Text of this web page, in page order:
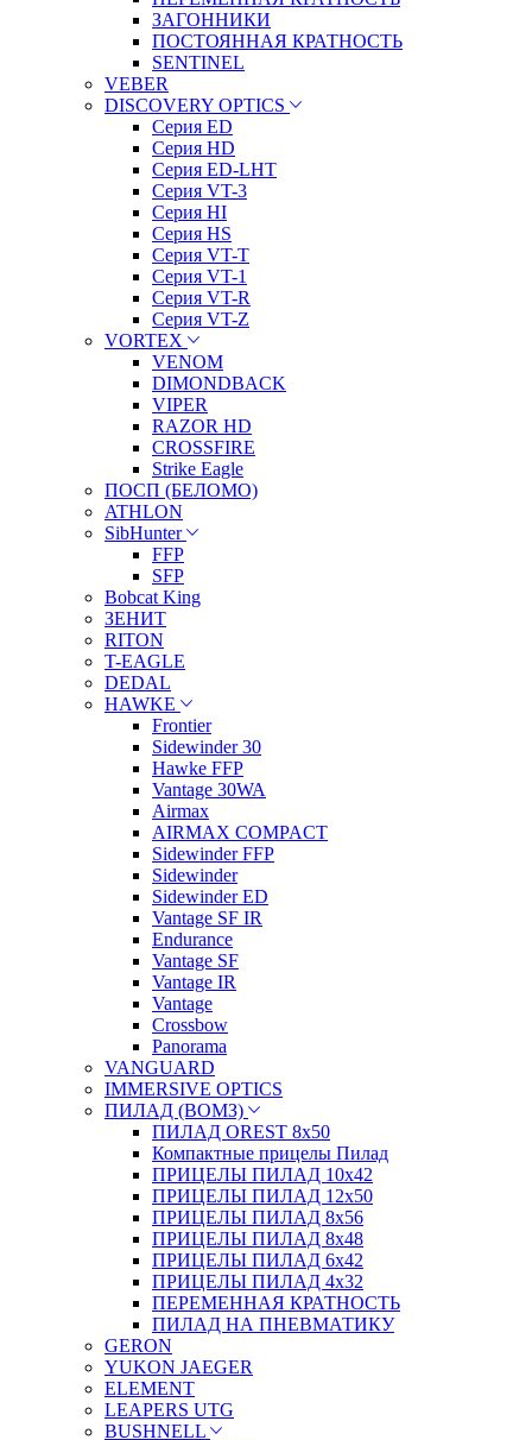
ЗАГОННИКИ
ПОСТОЯННАЯ КРАТНОСТЬ
SENTINEL
VEBER
DISCOVERY OPTICS
Серия ED
Серия HD
Серия ED-LHT
Серия VT-3
Серия HI
Серия HS
Серия VT-T
Серия VT-1
Серия VT-R
Серия VT-Z
VORTEX
VENOM
DIMONDBACK
VIPER
RAZOR HD
CROSSFIRE
Strike Eagle
ПОСП (БЕЛОМО)
ATHLON
SibHunter
FFP
SFP
Bobcat King
ЗЕНИТ
RITON
T-EAGLE
DEDAL
HAWKE
Frontier
Sidewinder 30
Hawke FFP
Vantage 30WA
Airmax
AIRMAX COMPACT
Sidewinder FFP
Sidewinder
Sidewinder ED
Vantage SF IR
Endurance
Vantage SF
Vantage IR
Vantage
Crossbow
Panorama
VANGUARD
IMMERSIVE OPTICS
ПИЛАД (ВОМЗ)
ПИЛАД OREST 8х50
Компактные прицелы Пилад
ПРИЦЕЛЫ ПИЛАД 10х42
ПРИЦЕЛЫ ПИЛАД 12х50
ПРИЦЕЛЫ ПИЛАД 8х56
ПРИЦЕЛЫ ПИЛАД 8х48
ПРИЦЕЛЫ ПИЛАД 6х42
ПРИЦЕЛЫ ПИЛАД 4х32
ПЕРЕМЕННАЯ КРАТНОСТЬ
ПИЛАД НА ПНЕВМАТИКУ
GERON
YUKON JAEGER
ELEMENT
LEAPERS UTG
BUSHNELL